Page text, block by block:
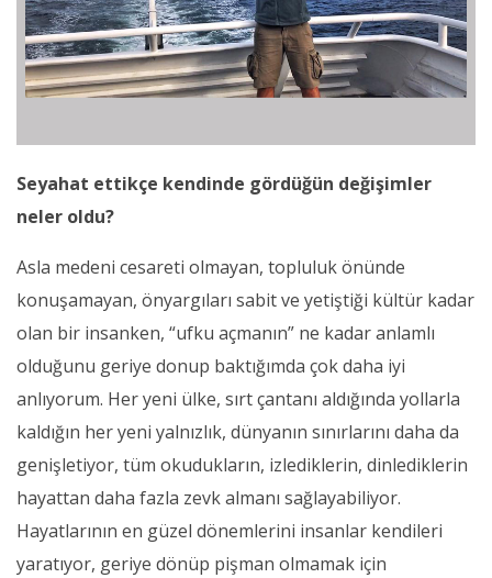
Seyahat ettikçe kendinde gördüğün değişimler
neler oldu?
Asla medeni cesareti olmayan, topluluk önünde
konuşamayan, önyargıları sabit ve yetiştiği kültür kadar
olan bir insanken, “ufku açmanın” ne kadar anlamlı
olduğunu geriye donup baktığımda çok daha iyi
anlıyorum. Her yeni ülke, sırt çantanı aldığında yollarla
kaldığın her yeni yalnızlık, dünyanın sınırlarını daha da
genişletiyor, tüm okudukların, izlediklerin, dinlediklerin
hayattan daha fazla zevk almanı sağlayabiliyor.
Hayatlarının en güzel dönemlerini insanlar kendileri
yaratıyor, geriye dönüp pişman olmamak için